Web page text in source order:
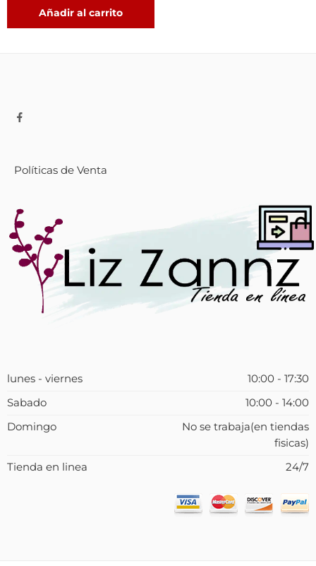
Añadir al carrito
Políticas de Venta
lunes - viernes
10:00 - 17:30
Sabado
10:00 - 14:00
Domingo
No se trabaja(en tiendas
fisicas)
Tienda en linea
24/7